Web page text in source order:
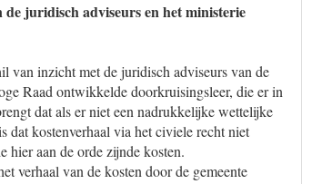
juridisch adviseurs en het ministerie
van inzicht met de juridisch adviseurs van de
Raad ontwikkelde doorkruisingsleer, die er in
dat als er niet een nadrukkelijke wettelijke
dat kostenverhaal via het civiele recht niet
hier aan de orde zijnde kosten.
verhaal van de kosten door de gemeente